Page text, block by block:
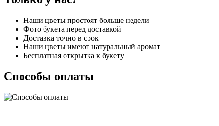
Наши цветы простоят больше недели
Фото букета перед доставкой
Доставка точно в срок
Наши цветы имеют натуральный аромат
Бесплатная открытка к букету
Способы оплаты